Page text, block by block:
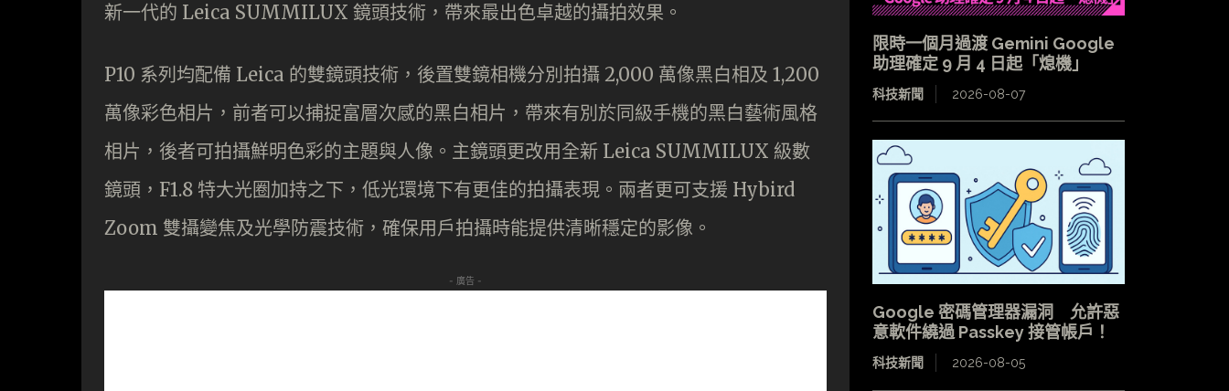
新一代的 Leica SUMMILUX 鏡頭技術，帶來最出色卓越的攝拍效果。
P10 系列均配備 Leica 的雙鏡頭技術，後置雙鏡相機分別拍攝 2,000 萬像黑白相及 1,200
萬像彩色相片，前者可以捕捉富層次感的黑白相片，帶來有別於同級手機的黑白藝術風格
相片，後者可拍攝鮮明色彩的主題與人像。主鏡頭更改用全新 Leica SUMMILUX 級數
鏡頭，F1.8 特大光圈加持之下，低光環境下有更佳的拍攝表現。兩者更可支援 Hybird
Zoom 雙攝變焦及光學防震技術，確保用戶拍攝時能提供清晰穩定的影像。
- 廣告 -
限時一個月過渡 Gemini Google
助理確定 9 月 4 日起「熄機」
科技新聞 2026-08-07
Google 密碼管理器漏洞 允許惡
意軟件繞過 Passkey 接管帳戶！
科技新聞 2026-08-05